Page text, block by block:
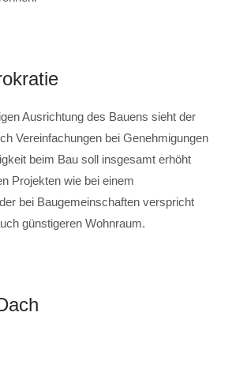
Ausrichtung des Bauens sieht der
Vereinfachungen bei Genehmigungen
beim Bau soll insgesamt erhöht
Projekten wie bei einem
bei Baugemeinschaften verspricht
günstigeren Wohnraum.